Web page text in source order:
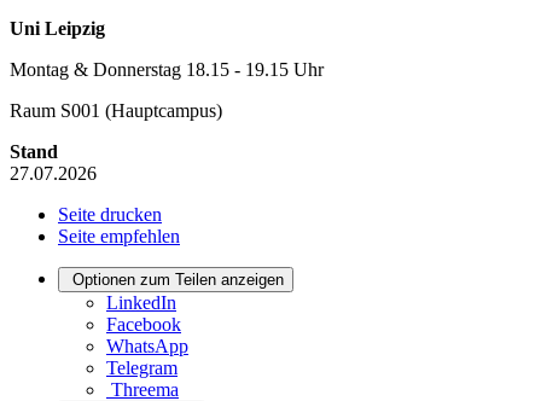
Uni Leipzig
Montag & Donnerstag 18.15 - 19.15 Uhr
Raum S001 (Hauptcampus)
Stand
27.07.2026
Seite drucken
Seite empfehlen
Optionen zum Teilen anzeigen
LinkedIn
Facebook
WhatsApp
Telegram
Threema